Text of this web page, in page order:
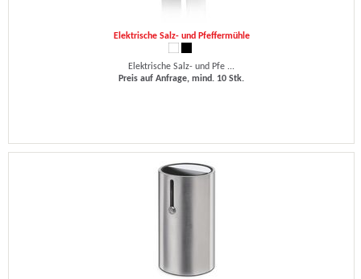
Elektrische Salz- und Pfeffermühle
Elektrische Salz- und Pfe ...
Preis auf Anfrage, mind. 10 Stk.